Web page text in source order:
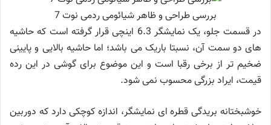
بررسی طراحی و ظاهر شیائومی ردمی نوت 7
در قسمت جلو، یک نمایشگر 6.3 اینچی قرار گرفته است که حاشیه
های دو سمت آن، نسبتا باریک می باشد؛ اما حاشیه بالایی و پایینی
ضخیم تر از برخی رقبا است و این موضوع برای گوشی در این رده
قیمت، ایراد بزرگی محسوب نمی شود.
خوشبختانه بریدگی قطره ای نمایشگر، اندازه کوچکی دارد که دوربین